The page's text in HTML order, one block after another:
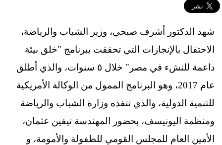
شهد الدكتور أشرف صبحي، وزير الشباب والرياضة،
الاحتفال بالإنجازات التي تحققت ببرنامج "خلق بيئة
داعمة للنشء في مصر" خلال ٥ سنوات، والذي أطلق
عام 2017، وهو البرنامج الممول من الوكالة الأمريكية
للتنمية الدولية، والذي تنفذه وزارة الشباب والرياضة
ومنظمة اليونيسف، بحضور المهندسة نيفين عثمان،
الأمين العام للمجلس القومي للطفولة والأمومة، و